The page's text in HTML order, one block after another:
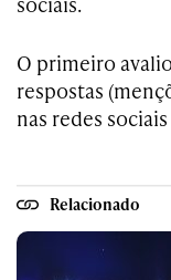
O primeiro
respostas
nas redes
Relacionado